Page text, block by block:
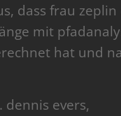
dass frau zeplin
mit
hat und
dennis evers,